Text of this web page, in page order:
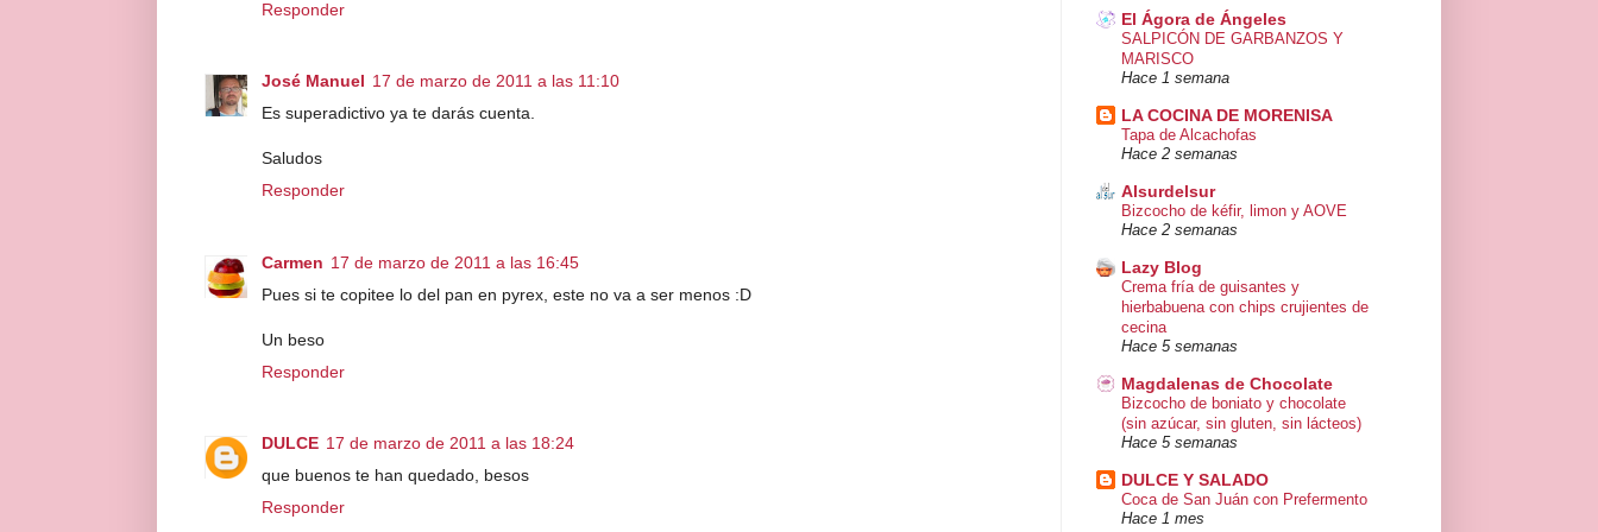
Responder
José Manuel 17 de marzo de 2011 a las 11:10
Es superadictivo ya te darás cuenta.
Saludos
Responder
Carmen 17 de marzo de 2011 a las 16:45
Pues si te copitee lo del pan en pyrex, este no va a ser menos :D
Un beso
Responder
DULCE 17 de marzo de 2011 a las 18:24
que buenos te han quedado, besos
Responder
El Ágora de Ángeles
SALPICÓN DE GARBANZOS Y
MARISCO
Hace 1 semana
LA COCINA DE MORENISA
Tapa de Alcachofas
Hace 2 semanas
Alsurdelsur
Bizcocho de kéfir, limon y AOVE
Hace 2 semanas
Lazy Blog
Crema fría de guisantes y
hierbabuena con chips crujientes de
cecina
Hace 5 semanas
Magdalenas de Chocolate
Bizcocho de boniato y chocolate
(sin azúcar, sin gluten, sin lácteos)
Hace 5 semanas
DULCE Y SALADO
Coca de San Juán con Prefermento
Hace 1 mes